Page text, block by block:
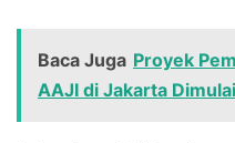
Baca Juga Proyek
AAJI di Jakarta Dimulai